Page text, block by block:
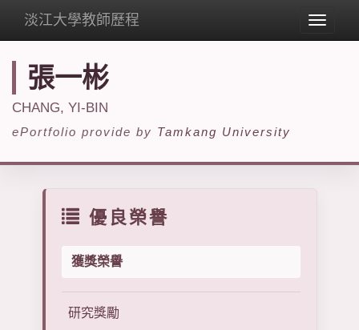
Toggle
淡江大學教師歷程
張一彬
CHANG, YI-BIN
ePortfolio provide by Tamkang University
優良榮譽
獲獎榮譽
研究獎勵